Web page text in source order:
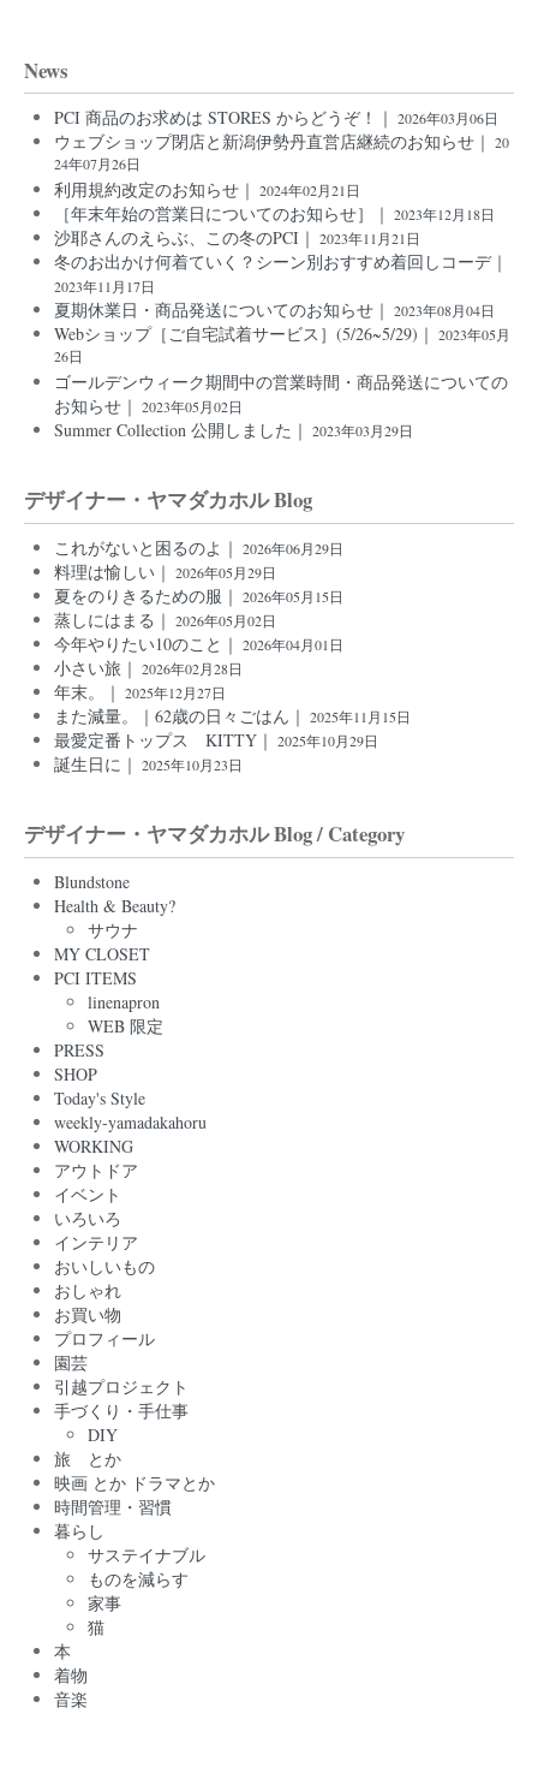
News
PCI 商品のお求めは STORES からどうぞ！｜ 2026年03月06日
ウェブショップ閉店と新潟伊勢丹直営店継続のお知らせ｜ 20
24年07月26日
利用規約改定のお知らせ｜ 2024年02月21日
［年末年始の営業日についてのお知らせ］｜ 2023年12月18日
沙耶さんのえらぶ、この冬のPCI｜ 2023年11月21日
冬のお出かけ何着ていく？シーン別おすすめ着回しコーデ｜
2023年11月17日
夏期休業日・商品発送についてのお知らせ｜ 2023年08月04日
Webショップ［ご自宅試着サービス］(5/26~5/29)｜ 2023年05月
26日
ゴールデンウィーク期間中の営業時間・商品発送についての
お知らせ｜ 2023年05月02日
Summer Collection 公開しました｜ 2023年03月29日
デザイナー・ヤマダカホル Blog
これがないと困るのよ｜ 2026年06月29日
料理は愉しい｜ 2026年05月29日
夏をのりきるための服｜ 2026年05月15日
蒸しにはまる｜ 2026年05月02日
今年やりたい10のこと｜ 2026年04月01日
小さい旅｜ 2026年02月28日
年末。｜ 2025年12月27日
また減量。｜62歳の日々ごはん｜ 2025年11月15日
最愛定番トップス KITTY｜ 2025年10月29日
誕生日に｜ 2025年10月23日
デザイナー・ヤマダカホル Blog / Category
Blundstone
Health & Beauty?
サウナ
MY CLOSET
PCI ITEMS
linenapron
WEB 限定
PRESS
SHOP
Today's Style
weekly-yamadakahoru
WORKING
アウトドア
イベント
いろいろ
インテリア
おいしいもの
おしゃれ
お買い物
プロフィール
園芸
引越プロジェクト
手づくり・手仕事
DIY
旅 とか
映画 とか ドラマとか
時間管理・習慣
暮らし
サステイナブル
ものを減らす
家事
猫
本
着物
音楽